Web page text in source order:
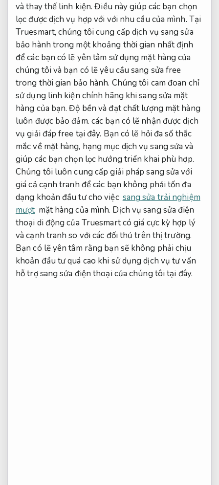
và thay thế linh kiện. Điều này giúp các bạn chọn
lọc được dịch vụ hợp với với nhu cầu của mình. Tại
Truesmart, chúng tôi cung cấp dịch vụ sang sửa
bảo hành trong một khoảng thời gian nhất định
để các bạn có lẽ yên tâm sử dụng mặt hàng của
chúng tôi và bạn có lẽ yêu cầu sang sửa free
trong thời gian bảo hành. Chúng tôi cam đoan chỉ
sử dụng linh kiện chính hãng khi sang sửa mặt
hàng của bạn. Độ bền và đạt chất lượng mặt hàng
luôn được bảo đảm. các bạn có lẽ nhận được dịch
vụ giải đáp free tại đây. Bạn có lẽ hỏi đa số thắc
mắc về mặt hàng, hạng mục dịch vụ sang sửa và
giúp các bạn chọn lọc hướng triển khai phù hợp.
Chúng tôi luôn cung cấp giải pháp sang sửa với
giá cả cạnh tranh để các bạn không phải tốn đa
dạng khoản đầu tư cho việc sang sửa trải nghiệm
mượt mặt hàng của mình. Dịch vụ sang sửa điện
thoại di động của Truesmart có giá cực kỳ hợp lý
và cạnh tranh so với các đối thủ trên thị trường.
Bạn có lẽ yên tâm rằng bạn sẽ không phải chịu
khoản đầu tư quá cao khi sử dụng dịch vụ tư vấn
hỗ trợ sang sửa điện thoại của chúng tôi tại đây.